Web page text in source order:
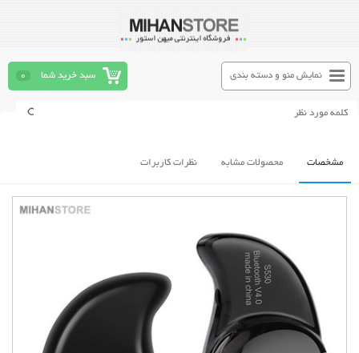
سبد خرید شما 0 نمایش منو و دسته بندی
مشخصات محصولات مشابه نظرات کاربرات